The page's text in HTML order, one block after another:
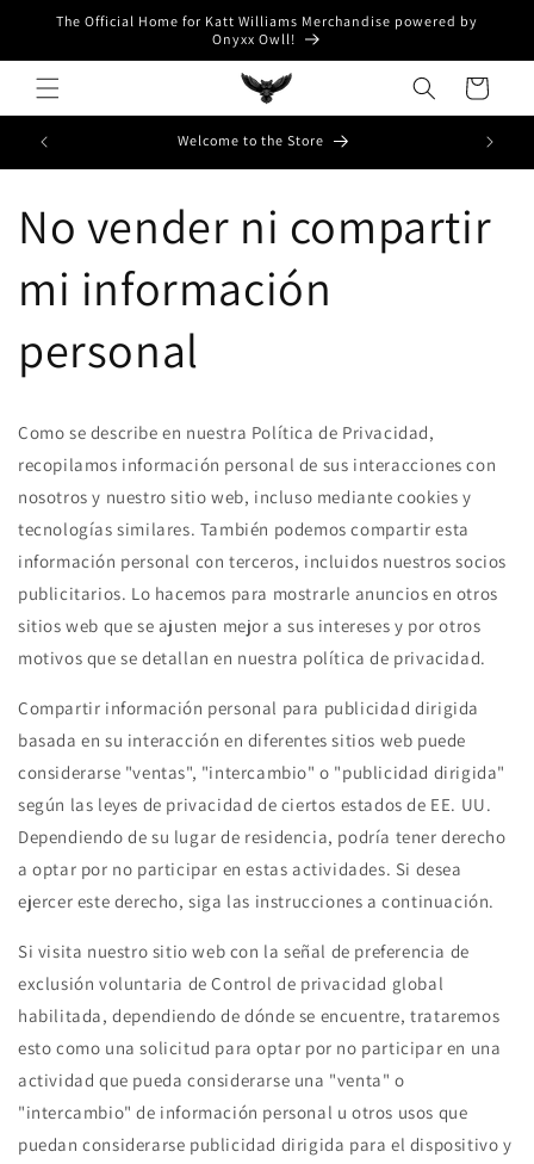
directamente
The Official Home for Katt Williams Merchandise powered by
Onyxx Owll!
Carrito
Welcome to the Store
No vender ni compartir
mi información
personal
Como se describe en nuestra Política de Privacidad,
recopilamos información personal de sus interacciones con
nosotros y nuestro sitio web, incluso mediante cookies y
tecnologías similares. También podemos compartir esta
información personal con terceros, incluidos nuestros socios
publicitarios. Lo hacemos para mostrarle anuncios en otros
sitios web que se ajusten mejor a sus intereses y por otros
motivos que se detallan en nuestra política de privacidad.
Compartir información personal para publicidad dirigida
basada en su interacción en diferentes sitios web puede
considerarse "ventas", "intercambio" o "publicidad dirigida"
según las leyes de privacidad de ciertos estados de EE. UU.
Dependiendo de su lugar de residencia, podría tener derecho
a optar por no participar en estas actividades. Si desea
ejercer este derecho, siga las instrucciones a continuación.
Si visita nuestro sitio web con la señal de preferencia de
exclusión voluntaria de Control de privacidad global
habilitada, dependiendo de dónde se encuentre, trataremos
esto como una solicitud para optar por no participar en una
actividad que pueda considerarse una "venta" o
"intercambio" de información personal u otros usos que
puedan considerarse publicidad dirigida para el dispositivo y